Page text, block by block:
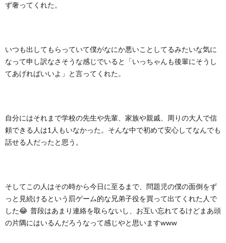
ず奢ってくれた。
いつも出してもらっていて僕がなにか悪いことしてるみたいな気に
なって申し訳なさそうな感じでいると「いっちゃんも後輩にそうし
てあげればいいよ」と言ってくれた。
自分にはそれまで学校の先生や先輩、家族や親戚、周りの大人で信
頼できる人は1人もいなかった。そんな中で初めて安心してなんでも
話せる人だったと思う。
そしてこの人はその時から今日に至るまで、問題児の僕の面倒をず
っと見続けるという罰ゲーム的な兄弟子役を買って出てくれた人で
した😂 普段はあまり連絡を取らないし、お互い忘れてるけどまあ頭
の片隅にはいるんだろうなって感じやと思いますwww